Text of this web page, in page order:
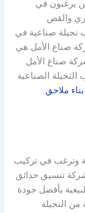
يرغبون في
والقص
نجيلة صناعية في
صناع الأمل هي
صناع الأمل
الصناعية
ملاحق
وترغب في تركيب
تنسيق حدائق
بأفضل جودة
النجيلة